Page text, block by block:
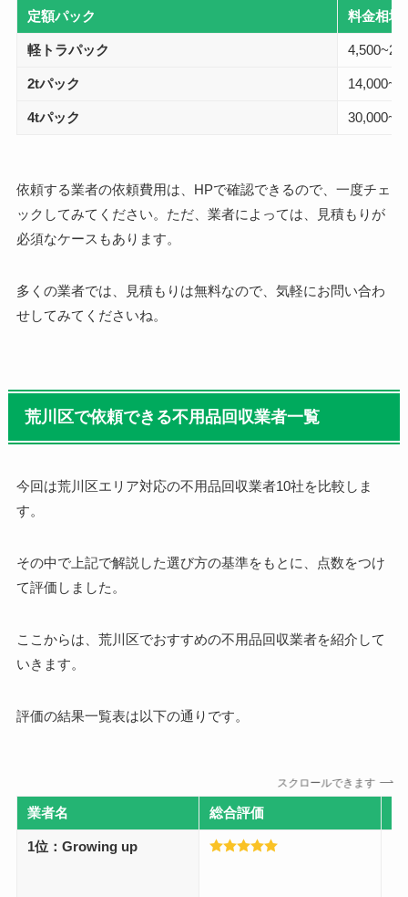
定額パック 料金相場
軽トラパック
2tパック
4tパック
依頼する業者の依頼費用は、HPで確認できるので、一度チェ
ックしてみてください。ただ、業者によっては、見積もりが
必須なケースもあります。
多くの業者では、見積もりは無料なので、気軽にお問い合わ
せしてみてくださいね。
荒川区で依頼できる不用品回収業者一覧
今回は荒川区エリア対応の不用品回収業者10社を比較しま
す。
その中で上記で解説した選び方の基準をもとに、点数をつけ
て評価しました。
ここからは、荒川区でおすすめの不用品回収業者を紹介して
いきます。
評価の結果一覧表は以下の通りです。
スクロールできます
業者名 総合評価
1位：Growing up